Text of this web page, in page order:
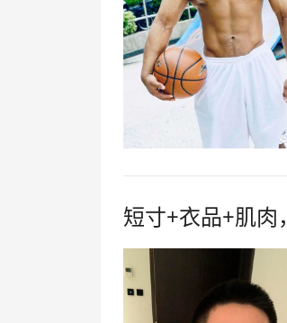
短寸+衣品+肌